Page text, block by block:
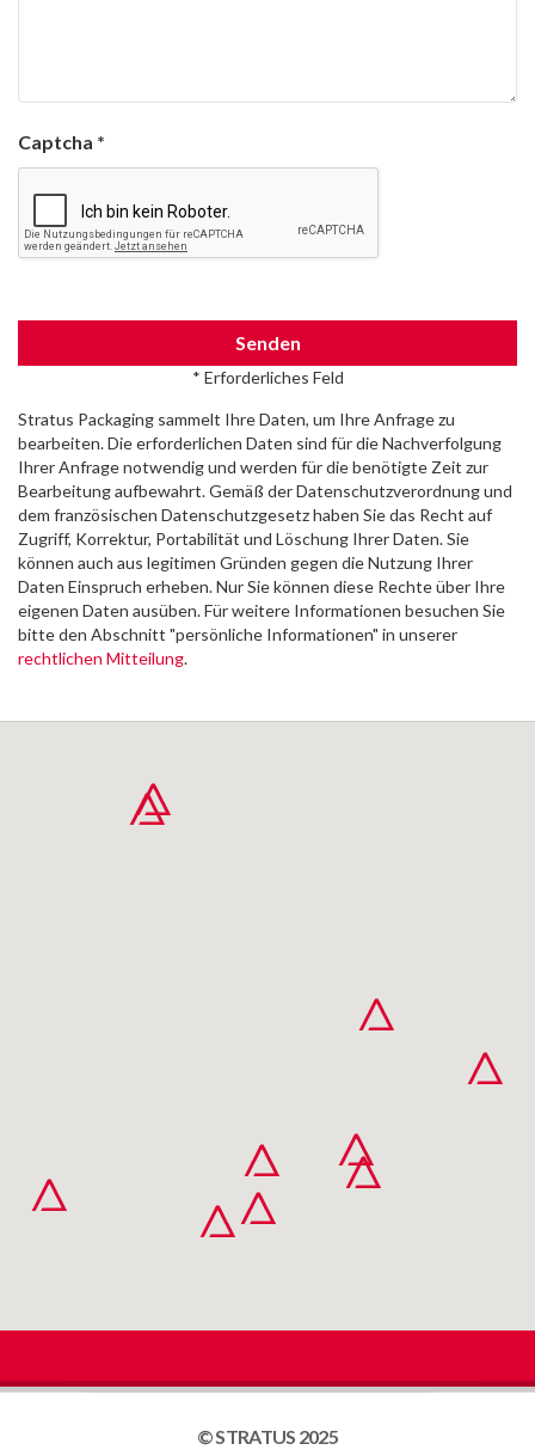
Captcha
Senden
* Erforderliches Feld
Stratus Packaging sammelt Ihre Daten, um Ihre Anfrage zu
bearbeiten. Die erforderlichen Daten sind für die Nachverfolgung
Ihrer Anfrage notwendig und werden für die benötigte Zeit zur
Bearbeitung aufbewahrt. Gemäß der Datenschutzverordnung und
dem französischen Datenschutzgesetz haben Sie das Recht auf
Zugriff, Korrektur, Portabilität und Löschung Ihrer Daten. Sie
können auch aus legitimen Gründen gegen die Nutzung Ihrer
Daten Einspruch erheben. Nur Sie können diese Rechte über Ihre
eigenen Daten ausüben. Für weitere Informationen besuchen Sie
bitte den Abschnitt "persönliche Informationen" in unserer
rechtlichen Mitteilung.
© STRATUS 2025